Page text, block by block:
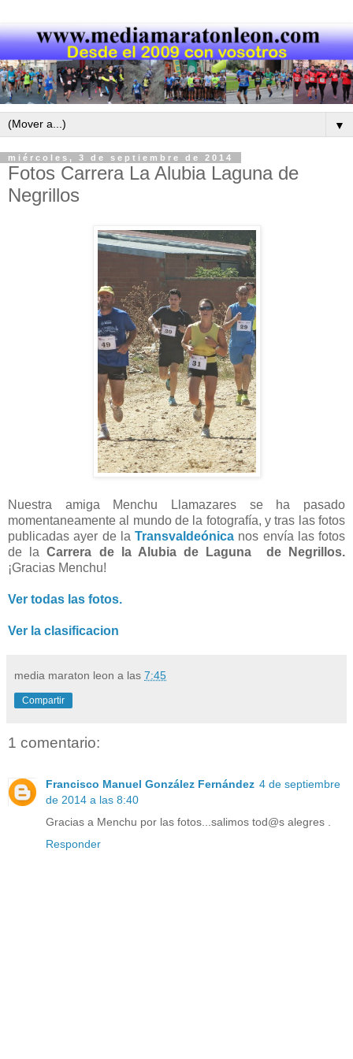
▼
miércoles, 3 de septiembre de 2014
Fotos Carrera La Alubia Laguna de
Negrillos
Nuestra amiga Menchu Llamazares se ha pasado
momentaneamente al mundo de la fotografía, y tras las fotos
publicadas ayer de la Transvaldeónica nos envía las fotos
de la Carrera de la Alubia de Laguna de Negrillos.
¡Gracias Menchu!
Ver todas las fotos.
Ver la clasificacion
media maraton leon a las 7:45
Compartir
1 comentario:
Francisco Manuel González Fernández 4 de septiembre
de 2014 a las 8:40
Gracias a Menchu por las fotos...salimos tod@s alegres .
Responder